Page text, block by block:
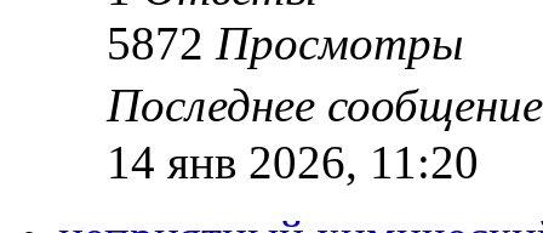
5872 Просмотры
Последнее
14 янв 2026, 11:20